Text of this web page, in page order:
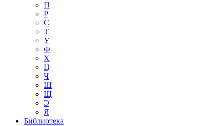
П
Р
С
Т
У
Ф
Х
Ц
Ч
Ш
Щ
Э
Я
Библиотека